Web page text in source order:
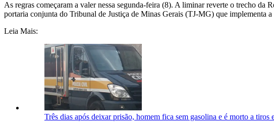
As regras começaram a valer nessa segunda-feira (8). A liminar reverte o trecho
portaria conjunta do Tribunal de Justiça de Minas Gerais (TJ-MG) que implementa
Leia Mais:
Três dias após deixar prisão, homem fica sem gasolina e é morto a tiros